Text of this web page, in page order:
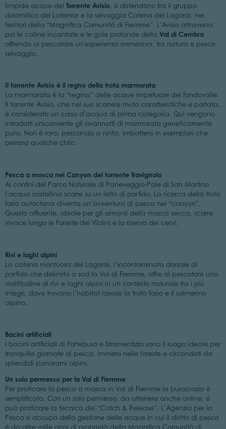
limpide acque del Torrente Avisio, si distendono fra il gruppo
dolomitico del Latemar e la selvaggia Catena del Lagorai, nei
territori della “Magnifica Comunità di Fiemme”. L’Avisio attraversa
poi le colline incantate e le gole profonde della Val di Cembra
offrendo al pescatore un'esperienza immersiva, tra natura e pesce
selvaggio.
Il torrente Avisio è il regno della trota marmorata
La marmorata è la “regina” delle acque impetuose del fondovalle.
Il torrente Avisio, che nel suo scorrere muta caratteristiche e portata,
è considerato un corso d’acqua di prima categoria. Qui vengono
introdotti unicamente gli avannotti di marmorata geneticamente
pura. Non è raro, pescando a ninfa, imbattersi in esemplari che
pesano qualche chilo.
Pesca a mosca nei Canyon del torrente Travignolo
Ai confini del Parco Naturale di Paneveggio-Pale di San Martino
l’acqua cristallina scorre su un letto di porfido. La ricerca della trota
fario autoctona diventa un’avventura di pesca nel “canyon”.
Questo affluente, ideale per gli amanti della mosca secca, scorre
vivace lungo le Foreste dei Violini e la riserva dei cervi.
Rivi e laghi alpini
La catena montuosa del Lagorai, l’incontaminata dorsale di
porfido che delimita a sud la Val di Fiemme, offre al pescatore una
moltitudine di rivi e laghi alpini in un contesto naturale tra i più
integri, dove trovano l’habitat ideale la trota fario e il salmerino
alpino.
Bacini artificiali
I bacini artificiali di Fortebuso e Stramentizzo sono il luogo ideale per
tranquille giornate di pesca, immersi nelle foreste e circondati da
splendidi panorami alpini.
Un solo permesso per la Val di Fiemme
Per praticare la pesca a mosca in Val di Fiemme la burocrazia è
semplificata. Con un solo permesso, da ottenere anche online, si
può praticare la tecnica del “Catch & Release”. L’Agenzia per la
Pesca si occupa della gestione delle acque in cui il diritto di pesca
è da oltre mille anni di proprietà della Magnifica Comunità di